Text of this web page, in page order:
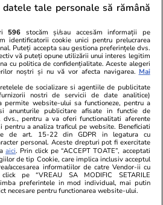
mai multe
21:50
2026. Balanțele vor simți
lumină talente și înzestrări
rar sau deloc
16:00
după 25 de ani în
datele tale personale să rămână
596 stocăm și/sau accesăm informații pe
identificatorii cookie unici pentru prelucrarea
Puteți accepta sau gestiona preferințele dvs.
vă puteți opune utilizării unui interes legitim
cu politica de confidențialitate. Aceste alegeri
noștri și nu vă vor afecta navigarea. Mai
de socializare si agentiile de publicitate
nostri de servicii de date analitice)
permite website-ului sa functioneze, pentru a
anunturile publicitare afisate in functie de
dvs., pentru a va oferi functionalitati aferente
pentru a analiza traficul pe website. Beneficiati
de art. 15-22 din GDPR in legatura cu
personal. Aceste drepturi pot fi exercitate
aici. Prin click pe “ACCEPT TOATE”, acceptati
de tip Cookie, care implica inclusiv acceptul
accesarea informatiilor de catre Vendor-ii cu
pe “VREAU SA MODIFIC SETARILE
preferintele in mod individual, mai putin
necesare pentru functionarea website-ului.